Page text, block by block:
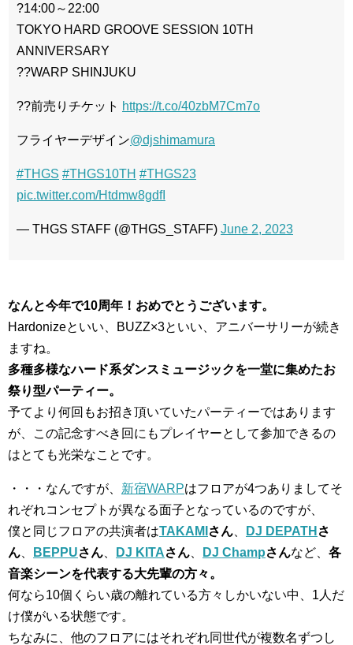
?14:00～22:00
TOKYO HARD GROOVE SESSION 10TH
ANNIVERSARY
??WARP SHINJUKU
??前売りチケット https://t.co/40zbM7Cm7o
フライヤーデザイン@djshimamura
#THGS #THGS10TH #THGS23
pic.twitter.com/Htdmw8gdfI
— THGS STAFF (@THGS_STAFF) June 2, 2023
なんと今年で10周年！おめでとうございます。
Hardonizeといい、BUZZ×3といい、アニバーサリーが続き
ますね。
多種多様なハード系ダンスミュージックを一堂に集めたお
祭り型パーティー。
予てより何回もお招き頂いていたパーティーではあります
が、この記念すべき回にもプレイヤーとして参加できるの
はとても光栄なことです。
・・・なんですが、 新宿WARPはフロアが4つありましてそ
れぞれコンセプトが異なる面子となっているのですが、
僕と同じフロアの共演者はTAKAMI さん DJ DEPATH さ
ん
BEPPUさん DJ KITAさん DJ Champさんなど、 各
音楽シーンを代表する大先輩の方々。
何なら10個くらい歳の離れている方々しかいない中、1人だ
け僕がいる状態です。
ちなみに、他のフロアにはそれぞれ同世代が複数名ずつし